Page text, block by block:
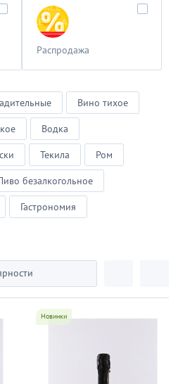
Распродажа
Вино тихое
Водка
Текила Ром
безалкогольное
Гастрономия
Новинки